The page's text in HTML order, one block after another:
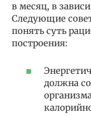
в месяц, в
Следующие
понять суть
построения:
должна